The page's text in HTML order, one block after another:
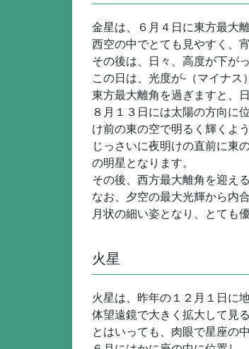
金星は、６月４日に東方最大
西空の中でとても見やすく、
その後は、日々、高度が下が
この日は、光度が-（マイナス
東方最大離角を過ぎますと、
８月１３日には太陽の方向に
け前の東の空で明るく輝くよ
じっさいに夜明けの直前に東
の明星となります。
その後、西方最大離角を迎え
なお、夕空の最大光輝から内
月状の細い姿となり、とても
火星
火星は、昨年の１２月１日に
体望遠鏡で大きく拡大して見
とはいっても、肉眼で星座の